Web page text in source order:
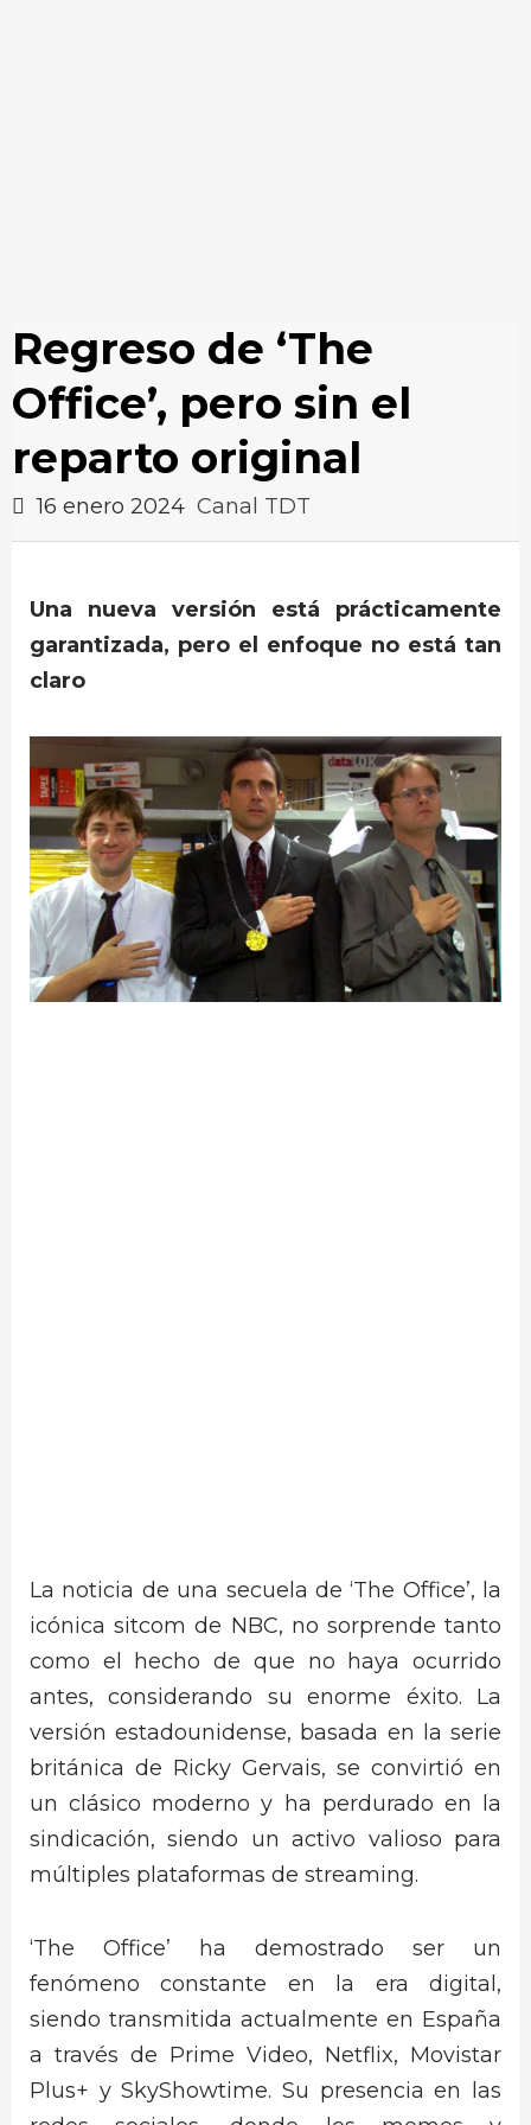
Regreso de ‘The
Office’, pero sin el
reparto original
16 enero 2024 Canal TDT
Una nueva versión está prácticamente
garantizada, pero el enfoque no está tan
claro
La noticia de una secuela de ‘The Office’, la
icónica sitcom de NBC, no sorprende tanto
como el hecho de que no haya ocurrido
antes, considerando su enorme éxito. La
versión estadounidense, basada en la serie
británica de Ricky Gervais, se convirtió en
un clásico moderno y ha perdurado en la
sindicación, siendo un activo valioso para
múltiples plataformas de streaming.
‘The Office’ ha demostrado ser un
fenómeno constante en la era digital,
siendo transmitida actualmente en España
a través de Prime Video, Netflix, Movistar
Plus+ y SkyShowtime. Su presencia en las